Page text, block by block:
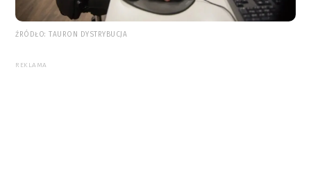
ŹRÓDŁO: TAURON DYSTRYBUCJA
REKLAMA